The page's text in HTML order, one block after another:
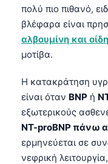
πολύ πιο πιθανό,
βλέφαρα είναι
αλβουμίνη και
μοτίβα.
Η κατακράτηση
είναι όταν BNP ή
εξωτερικούς
NT-proBNP πάνω
ερμηνεύεται σε
νεφρική